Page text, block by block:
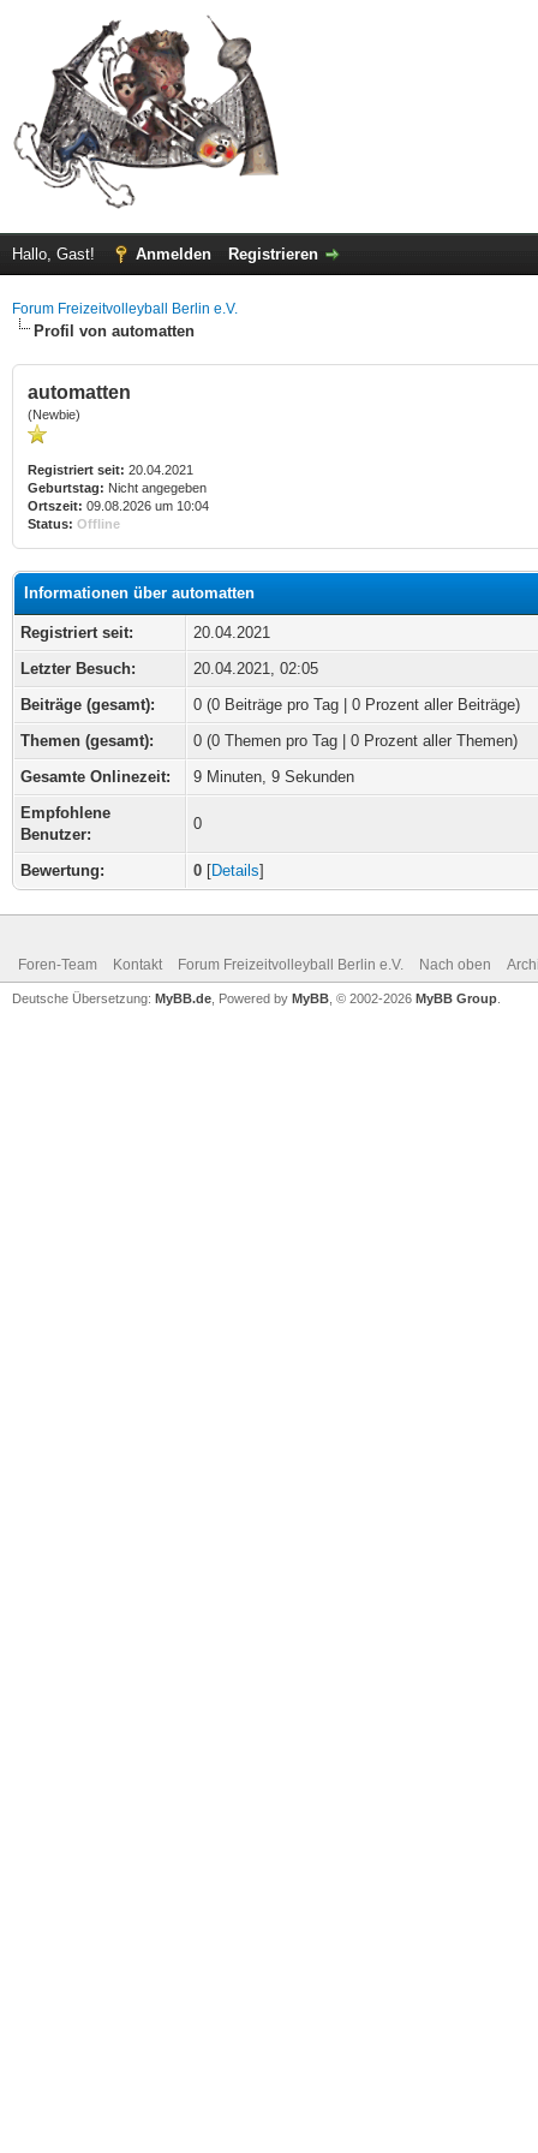
Hallo, Gast! Anmelden Registrieren
Forum Freizeitvolleyball Berlin e.V.
Profil von automatten
automatten
(Newbie)
Registriert seit: 20.04.2021
Geburtstag: Nicht angegeben
Ortszeit: 09.08.2026 um 10:04
Status: Offline
Informationen über automatten
Registriert seit:
20.04.2021
Letzter Besuch:
20.04.2021, 02:05
Beiträge (gesamt):
0 (0 Beiträge pro Tag | 0 Prozent aller Beiträge)
Themen (gesamt):
0 (0 Themen pro Tag | 0 Prozent aller Themen)
Gesamte Onlinezeit:
9 Minuten, 9 Sekunden
Empfohlene
Benutzer:
0
Bewertung: 0 [Details]
Foren-Team Kontakt Forum Freizeitvolleyball Berlin e.V. Nach oben
Deutsche Übersetzung: MyBB.de , Powered by MyBB , © 2002-2026 MyBB Group